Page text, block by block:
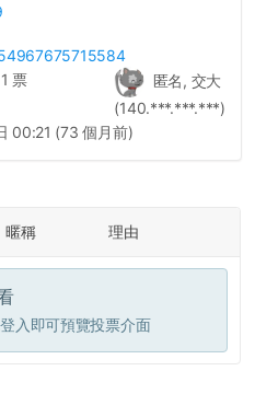
匿名, 交大
(140.***.***.***)
1 票
00:21 (73 個月前)
暱稱 理由
登入即可預覽投票介面